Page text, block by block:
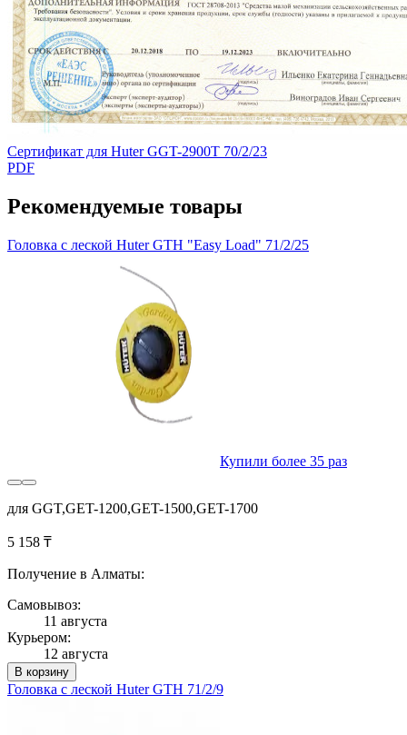
Сертификат для Huter GGT-2900T 70/2/23
PDF
Рекомендуемые товары
Головка с леской Huter GTH "Easy Load" 71/2/25
Купили более 35 раз
для GGT,GET-1200,GET-1500,GET-1700
5 158 ₸
Получение в Алматы:
Самовывоз:
11 августа
Курьером:
12 августа
В корзину
Головка с леской Huter GTH 71/2/9